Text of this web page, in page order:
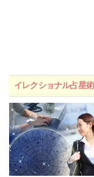
イレクショナル占星術